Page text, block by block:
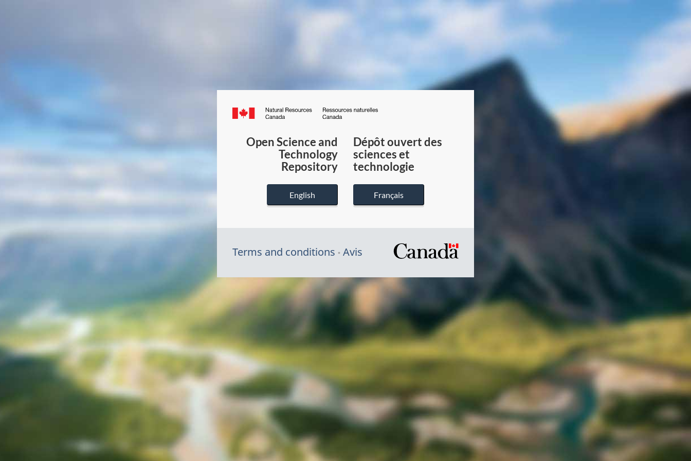
Canada.ca
du
Canada
Open Science and
Technology
Repository
English
Dépôt ouvert des
sciences et
technologie
Français
Terms and conditions Avis
/
gouvernement
du